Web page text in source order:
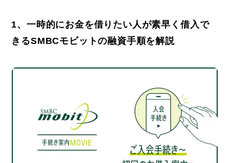
1、一時的にお金を借りたい人が素早く借入で
きるSMBCモビットの融資手順を解説